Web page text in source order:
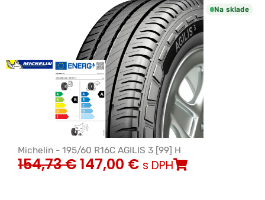
Na sklade
Michelin - 195/60 R16C AGILIS 3 [99] H
154,73€147,00 € s DPH